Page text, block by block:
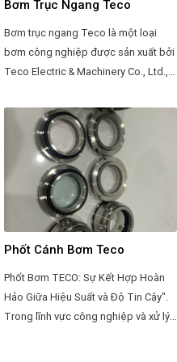
Bơm Trục Ngang Teco
Bơm trục ngang Teco là một loại
bơm công nghiệp được sản xuất bởi
Teco Electric & Machinery Co., Ltd.,
chuyên sản xuất các sản phẩm liên
quan đến điện và cơ khí. Bơm trục
ngang Teco là một sản phẩm được
ứng dụng rộng rãi trong các ngành
công nghiệp khác nhau để cung cấp
dòng chảy và áp lực cho chất lỏng
hoặc hỗn hợp khí-đám.
Phốt Cánh Bơm Teco
Phốt Bơm TECO: Sự Kết Hợp Hoàn
Hảo Giữa Hiệu Suất và Độ Tin Cậy".
Trong lĩnh vực công nghiệp và xử lý